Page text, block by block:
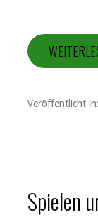
Veröffentlicht in:
Spielen